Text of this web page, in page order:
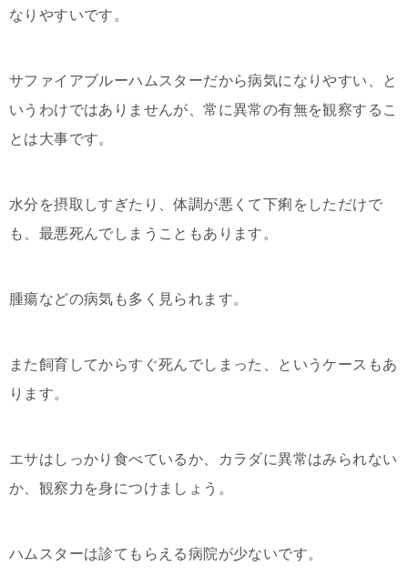
なりやすいです。
サファイアブルーハムスターだから病気になりやすい、と
いうわけではありませんが、常に異常の有無を観察するこ
とは大事です。
水分を摂取しすぎたり、体調が悪くて下痢をしただけで
も、最悪死んでしまうこともあります。
腫瘍などの病気も多く見られます。
また飼育してからすぐ死んでしまった、というケースもあ
ります。
エサはしっかり食べているか、カラダに異常はみられない
か、観察力を身につけましょう。
ハムスターは診てもらえる病院が少ないです。